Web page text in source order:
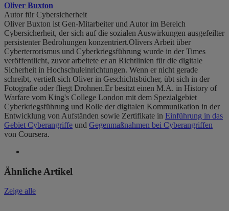
Oliver Buxton
Autor für Cybersicherheit
Oliver Buxton ist Gen-Mitarbeiter und Autor im Bereich
Cybersicherheit, der sich auf die sozialen Auswirkungen ausgefeilter
persistenter Bedrohungen konzentriert.Olivers Arbeit über
Cyberterrorismus und Cyberkriegsführung wurde in der Times
veröffentlicht, zuvor arbeitete er an Richtlinien für die digitale
Sicherheit in Hochschuleinrichtungen. Wenn er nicht gerade
schreibt, vertieft sich Oliver in Geschichtsbücher, übt sich in der
Fotografie oder fliegt Drohnen.Er besitzt einen M.A. in History of
Warfare vom King's College London mit dem Spezialgebiet
Cyberkriegsführung und Rolle der digitalen Kommunikation in der
Entwicklung von Aufständen sowie Zertifikate in Einführung in das
Gebiet Cyberangriffe und Gegenmaßnahmen bei Cyberangriffen
von Coursera.
Ähnliche Artikel
Zeige alle